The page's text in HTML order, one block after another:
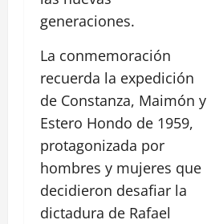
generaciones.
La conmemoración
recuerda la expedición
de Constanza, Maimón y
Estero Hondo de 1959,
protagonizada por
hombres y mujeres que
decidieron desafiar la
dictadura de Rafael